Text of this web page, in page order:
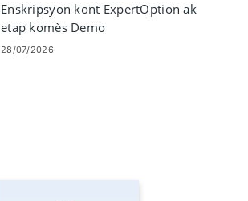
Enskripsyon kont ExpertOption ak
etap komès Demo
28/07/2026